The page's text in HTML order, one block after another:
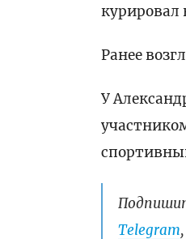
курировал
Ранее
У
Telegram